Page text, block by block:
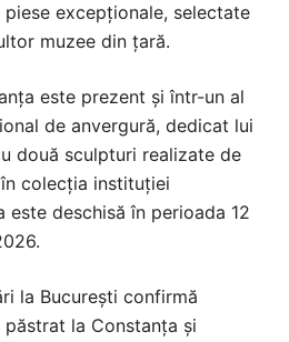
excepționale, selectate
muzee din țară.
este prezent și într-un al
de anvergură, dedicat lui
două sculpturi realizate de
colecția instituției
este deschisă în perioada 12
la București confirmă
la Constanța și